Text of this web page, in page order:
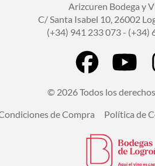
Arizcuren Bodega y
C/ Santa Isabel 10, 26002
(+34) 941 233 073 - (+34)
© 2026 Todos los
de Compra Política de